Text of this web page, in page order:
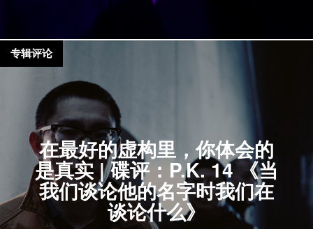
在最好的虚构里，你体会的
是真实 | 碟评：P.K. 14 《当
我们谈论他的名字时我们在
谈论什么》
专辑评论